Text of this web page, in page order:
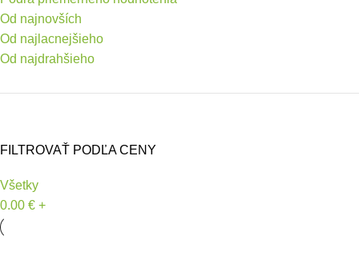
Od najnovších
Od najlacnejšieho
Od najdrahšieho
FILTROVAŤ PODĽA CENY
Všetky
0.00 € +